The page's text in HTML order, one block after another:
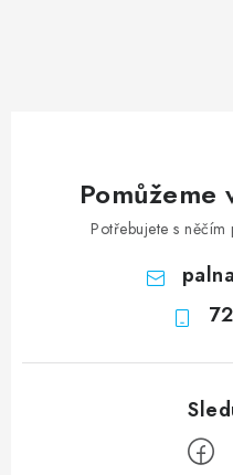
Pomůžeme
Potřebujete s něčím